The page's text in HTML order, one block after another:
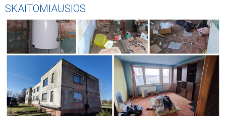
SKAITOMIAUSIOS